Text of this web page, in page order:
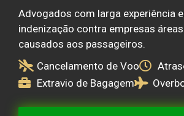
Advogados com larga experiência
indenização contra empresas
causados aos passageiros.
Cancelamento de Voo
Extravio de Bagagem